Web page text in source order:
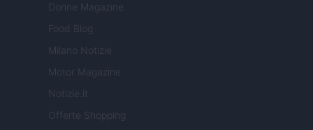
Donne Magazine
Food Blog
Milano Notizie
Motor Magazine
Notizie.it
Offerte Shopping